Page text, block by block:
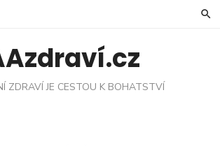
ZDRAVÍ JE CESTOU K BOHATSTVÍ